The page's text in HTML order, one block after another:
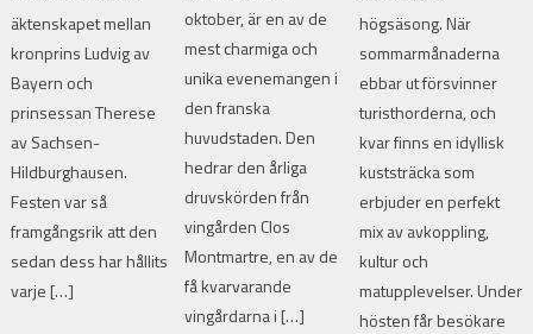
äktenskapet mellan
kronprins Ludvig av
Bayern och
prinsessan Therese
av Sachsen-
Hildburghausen.
Festen var så
framgångsrik att den
sedan dess har hållits
varje […]
oktober, är en av de
mest charmiga och
unika evenemangen i
den franska
huvudstaden. Den
hedrar den årliga
druvskörden från
vingården Clos
Montmartre, en av de
få kvarvarande
vingårdarna i […]
högsäsong. När
sommarmånaderna
ebbar ut försvinner
turisthorderna, och
kvar finns en idyllisk
kuststräcka som
erbjuder en perfekt
mix av avkoppling,
kultur och
matupplevelser. Under
hösten får besökare